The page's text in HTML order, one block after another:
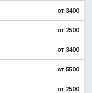
от 3400
от 2500
от 3400
от 5500
от 2500